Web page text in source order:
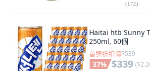
(172)
Haitai htb Sunny
250ml, 60個
首購折扣價$539
37% $339 (